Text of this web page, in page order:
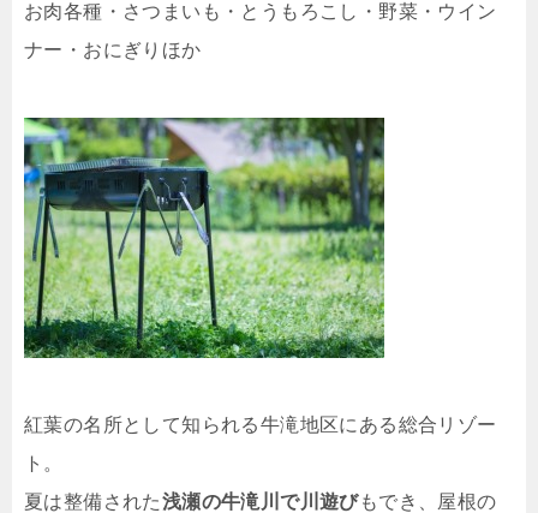
お肉各種・さつまいも・とうもろこし・野菜・ウイン
ナー・おにぎりほか
紅葉の名所として知られる牛滝地区にある総合リゾー
ト。
夏は整備された浅瀬の牛滝川で川遊びもでき、屋根の